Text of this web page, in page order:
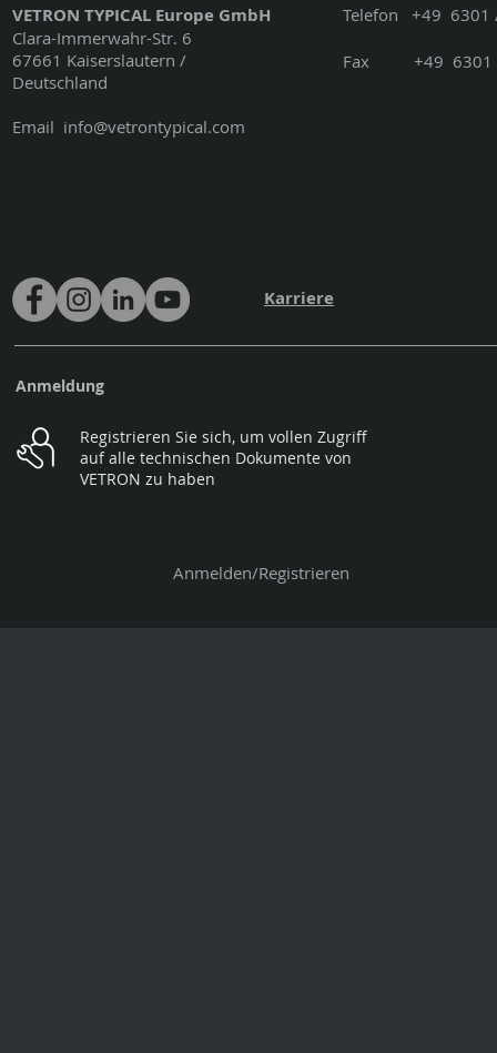
VETRON TYPICAL Europe GmbH
Clara-Immerwahr-Str. 6
67661 Kaiserslautern /
Deutschland
Email info@vetrontypical.com
Telefon +49 6301
Fax +49
Karriere
Anmeldung
Registrieren Sie sich, um vollen Zugriff
auf alle technischen Dokumente von
VETRON zu haben
Anmelden/Registrieren